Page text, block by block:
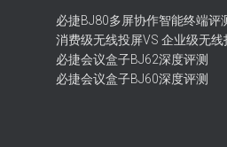
必捷BJ80多屏协作智能终端评
消费级无线投屏VS 企业级无线
必捷会议盒子BJ62深度评测
必捷会议盒子BJ60深度评测